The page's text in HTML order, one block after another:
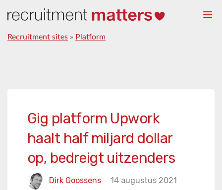
Recruitment sites » Platform
Gig platform Upwork
haalt half miljard dollar
op, bedreigt uitzenders
Dirk Goossens
14 augustus 2021